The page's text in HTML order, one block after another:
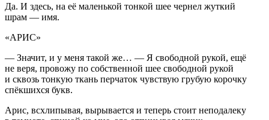
Да. И здесь, на её маленькой тонкой шее чернел жуткий
шрам — имя.
«АРИС»
— Значит, и у меня такой же… — Я свободной рукой, ещё
не веря, провожу по собственной шее свободной рукой
и сквозь тонкую ткань перчаток чувствую грубую корочку
спёкшихся букв.
Арис, всхлипывая, вырывается и теперь стоит неподалеку